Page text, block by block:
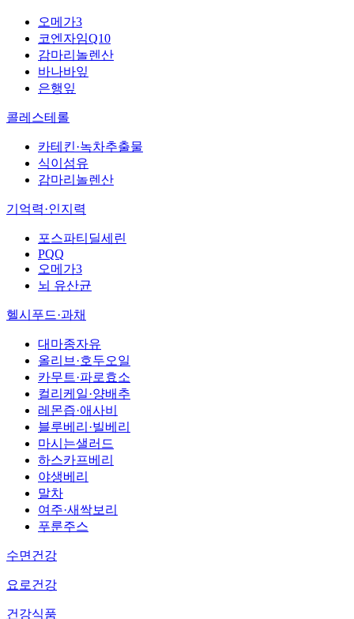
오메가3
코엔자임Q10
감마리놀렌산
바나바잎
은행잎
콜레스테롤
카테킨·녹차추출물
식이섬유
감마리놀렌산
기억력·인지력
포스파티딜세린
PQQ
오메가3
뇌 유산균
헬시푸드·과채
대마종자유
올리브·호두오일
카무트·파로효소
컬리케일·양배추
레몬즙·애사비
블루베리·빌베리
마시는샐러드
하스카프베리
야생베리
말차
여주·새싹보리
푸룬주스
수면건강
요로건강
건강식품